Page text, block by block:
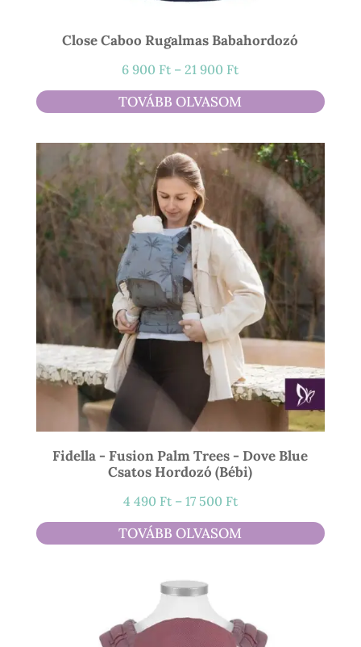
Close Caboo Rugalmas Babahordozó
6 900 Ft – 21 900 FtÁrtartomány:
6
900 Ft
21
900 Ft
TOVÁBB OLVASOM
Fidella - Fusion Palm Trees - Dove Blue
Csatos Hordozó (bébi)
4 490 Ft – 17 500 FtÁrtartomány:
4
490 Ft
TOVÁBB OLVASOM